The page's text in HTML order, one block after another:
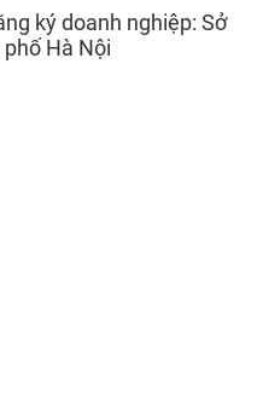
ký doanh nghiệp: Sở
Hà Nội